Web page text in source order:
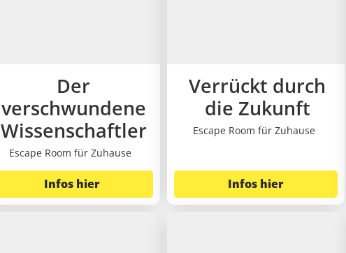
Der
verschwundene
Wissenschaftler
Escape Room für Zuhause
Infos hier
Verrückt durch
die Zukunft
Escape Room für Zuhause
Infos hier